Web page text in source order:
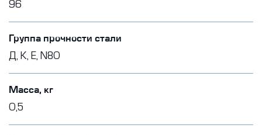
96
Группа прочности стали
Д, К, Е, N80
Масса, кг
0,5